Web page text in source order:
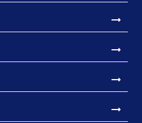
arrow_right_alt
arrow_right_alt
arrow_right_alt
arrow_right_alt